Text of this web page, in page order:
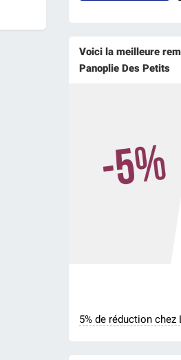
Voici la meilleure
Panoplie Des Petits
5% de réduction